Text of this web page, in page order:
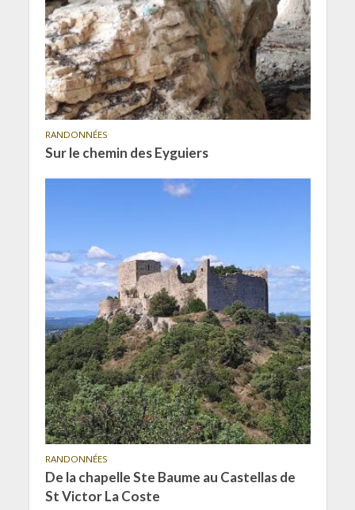
RANDONNÉES
Sur le chemin des Eyguiers
RANDONNÉES
De la chapelle Ste Baume au Castellas de
St Victor La Coste